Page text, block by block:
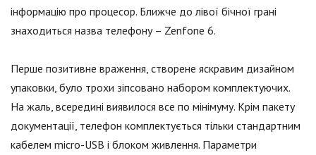
інформацію про процесор. Ближче до лівої бічної грані
знаходиться назва телефону – Zenfone 6.
Перше позитивне враження, створене яскравим дизайном
упаковки, було трохи зіпсовано набором комплектуючих.
На жаль, всередині виявилося все по мінімуму. Крім пакету
документації, телефон комплектується тільки стандартним
кабелем micro-USB і блоком живлення. Параметри